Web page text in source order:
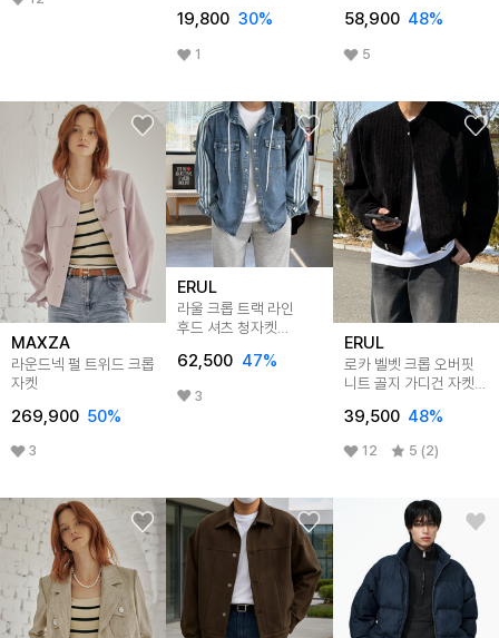
19,800 30%
1
58,900 48%
5
MAXZA
라운드넥 펄 트위드 크롭
자켓
269,900 50%
3
ERUL
라울 크롭 트랙 라인
후드 셔츠 청자켓
62,500 47%
3
ERUL
로카 벨벳 크롭 오버핏
니트 골지 가디건 자켓
39,500 48%
12 5 (2)